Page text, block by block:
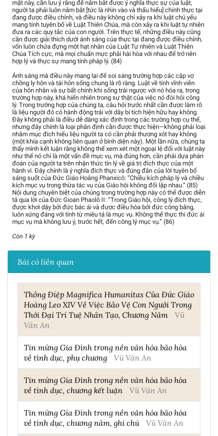
mặt này, cần lưu ý rằng để nắm bắt được ý nghĩa thực sự của luật,
người ta phải luôn nắm bắt [tức là nhìn vào và thấu hiểu] chính thực tại
đang được điều chỉnh, và điều này không chỉ xảy ra khi luật chủ yếu
mang tính tuyên bố về Luật Thiên Chúa, mà còn xảy ra khi luật tự nhiên
đưa ra các quy tắc của con người. Trên thực tế, những điều này cũng
cần được giải thích dưới ánh sáng của thực tại đang được điều chỉnh,
vốn luôn chứa đựng một hạt nhân của Luật Tự nhiên và Luật Thiên
Chúa Tích cực, mà mọi chuẩn mực phải hài hòa với nhau để trở nên
hợp lý và thực sự mang tính pháp lý. (84)
Ánh sáng mà điều này mang lại để soi sáng trường hợp các cặp vợ
chồng ly hôn và tái hôn sống chung là rõ ràng. Luật về tính vĩnh viễn
của hôn nhân và sự bất chính khi sống trái ngược với nó hóa ra, trong
trường hợp này, khá hiển nhiên trong sự thật của việc nó đòi hỏi công
lý. Trong trường hợp của chúng ta, câu hỏi trước nhất cần được làm rõ
là liệu người đó có hành động trái với dây bí tích hiện hữu hay không.
Đây không phải là điều dễ dàng xác định trong các trường hợp cụ thể,
nhưng đây chính là loại phân định cần được thực hiện—không phải loại
nhằm mục đích hiểu liệu người ta có cần phải thương xót hay không
(một khía cạnh không liên quan ở bình diện này). Một lần nữa, chúng ta
thấy mình kết luận rằng không thể xem xét một ngoại lệ đối với luật này
như thể nó chỉ là một vấn đề mục vụ, mà đúng hơn, cần phải dựa phán
đoán của người ta trên nhận thức tín lý về giá trị đích thực của một
hành vi. Đây chính là ý nghĩa đích thực và đúng đắn của lời tuyên bố
sáng suốt của Đức Giáo Hoàng Phanxicô: “Chiều kích pháp lý và chiều
kích mục vụ trong thừa tác vụ của Giáo hội không đối lập nhau.” (85)
Nội dung chuyên biệt của chúng trong trường hợp này có thể được diễn
tả qua lời của Đức Gioan Phaolô II: “Trong Giáo hội, công lý đích thực,
được khơi dậy bởi đức bác ái và được điều hòa bởi đức công bằng,
luôn xứng đáng với tính từ miêu tả là mục vụ. Không thể thực thi đức ái
mục vụ mà không lưu ý, trước hết, đến công lý mục vụ.” (86)
Còn 1 kỳ
Bài có liên quan
Thông Điệp Magnifica Humanitas Của Đức Giáo
Hoàng Leo XIV Về Việc Bảo Vệ Con Người Trong
Thời Đại Trí Tuệ Nhân Tạo, Chương Năm
Vũ
Văn An
Tin mừng Gia Đình trong nền văn hóa bão hòa
về tình dục, phụ chương
Vũ Văn An
Tin mừng Gia Đình trong nền văn hóa bão hòa
về tình dục, chương kết luận
Vũ Văn An
Tin mừng Gia Đình trong nền văn hóa bão hòa
về tình dục, chương năm, ghi chú
Vũ Văn An